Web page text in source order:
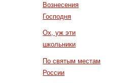
Вознесения
Господня
Ох, уж эти
школьники
По святым местам
России